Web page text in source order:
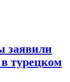
заявили
турецком